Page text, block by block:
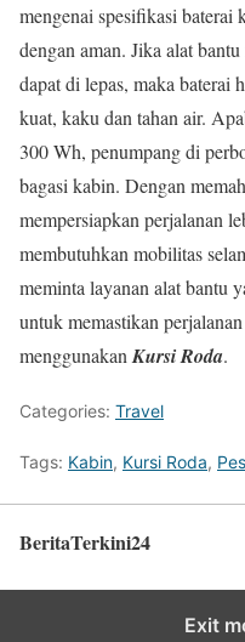
mengenai spesifikasi baterai
dengan aman. Jika alat
dapat di lepas, maka baterai
kuat, kaku dan tahan air.
300 Wh, penumpang di
bagasi kabin. Dengan
mempersiapkan perjalanan
membutuhkan mobilitas
meminta layanan alat bantu
untuk memastikan
menggunakan Kursi Roda.
Categories: Travel
Tags: Kabin, Kursi Roda,
BeritaTerkini24
Exit